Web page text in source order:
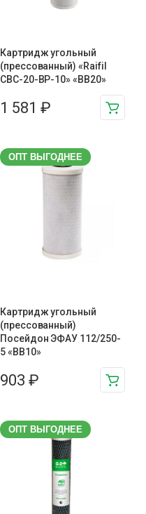
Картридж угольный
(прессованный) «Raifil
CBC-20-BP-10» «BB20»
1 581 ₽
ОПТ ВЫГОДНЕЕ
Картридж угольный
(прессованный)
Посейдон ЭФАУ 112/250-
5 «BB10»
903 ₽
ОПТ ВЫГОДНЕЕ